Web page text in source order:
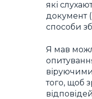
які
документ
способи
Я мав
того, щоб